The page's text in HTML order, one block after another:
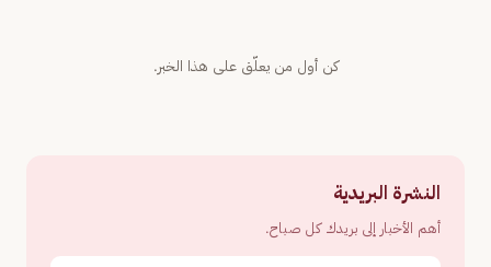
كن أول من يعلّق على هذا الخبر.
النشرة البريدية
أهم الأخبار إلى بريدك كل صباح.